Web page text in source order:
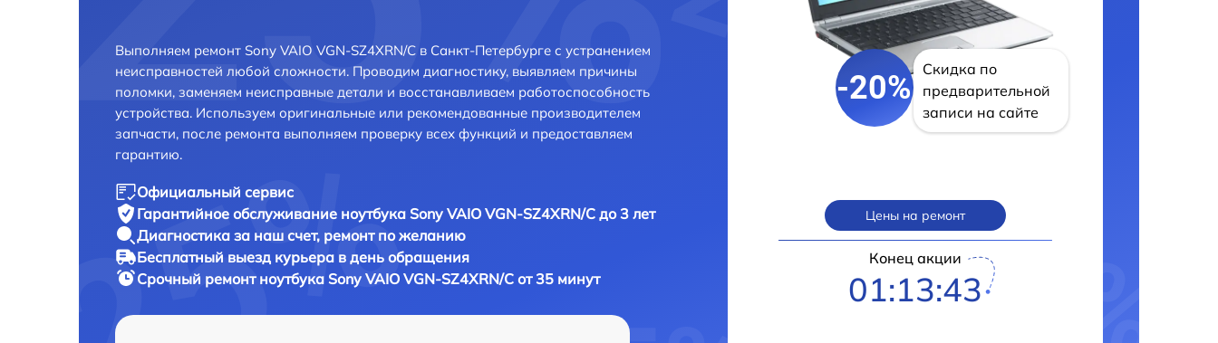
Выполняем ремонт Sony VAIO VGN-SZ4XRN/C в Санкт-Петербурге с устранением
неисправностей любой сложности. Проводим диагностику, выявляем причины
поломки, заменяем неисправные детали и восстанавливаем работоспособность
устройства. Используем оригинальные или рекомендованные производителем
запчасти, после ремонта выполняем проверку всех функций и предоставляем
гарантию.
Официальный сервис
Гарантийное обслуживание ноутбука Sony VAIO VGN-SZ4XRN/C до 3 лет
Диагностика за наш счет, ремонт по желанию
Бесплатный выезд курьера в день обращения
Срочный ремонт ноутбука Sony VAIO VGN-SZ4XRN/C от 35 минут
-20%
Скидка по
предварительной
записи на сайте
Цены на ремонт
Конец акции
01:13:42